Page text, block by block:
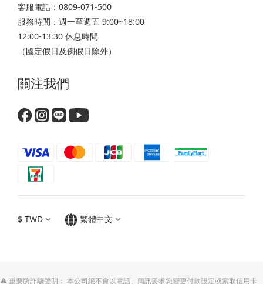
客服電話：0809-071-500
服務時間：週一至週五 9:00~18:00
12:00-13:30 休息時間
（國定假日及例假日除外）
關注我們
$ TWD 繁體中文
⚠️ 重要防詐騙聲明： 本公司絕不會以電話、簡訊要求您變更付款設定或索取信用卡